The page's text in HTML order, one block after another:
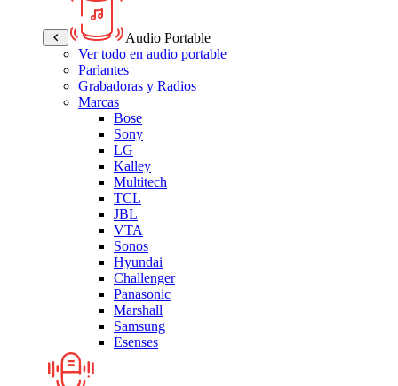
Audio Portable
Ver todo en audio portable
Parlantes
Grabadoras y Radios
Marcas
Bose
Sony
LG
Kalley
Multitech
TCL
JBL
VTA
Sonos
Hyundai
Challenger
Panasonic
Marshall
Samsung
Esenses